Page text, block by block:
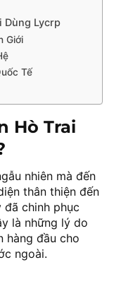
Dùng Lycrp
Giới
Tế
Hò Trai
nhiên mà đến
thân thiện đến
đã chinh phục
là những lý do
hàng đầu cho
ngoài.